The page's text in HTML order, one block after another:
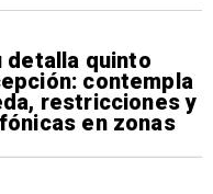
detalla quinto
contempla
restricciones y
en zonas